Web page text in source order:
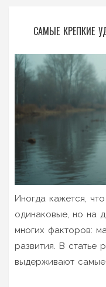
САМЫЕ КРЕПКИЕ
Иногда кажется,
одинаковые, но на
многих факторов:
развития. В статье
выдерживают